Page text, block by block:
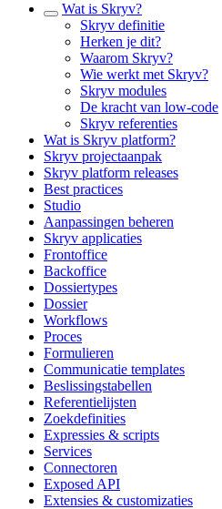
Wat is Skryv?
Skryv definitie
Herken je dit?
Waarom Skryv?
Wie werkt met Skryv?
Skryv modules
De kracht van low-code
Skryv referenties
Wat is Skryv platform?
Skryv projectaanpak
Skryv platform releases
Best practices
Studio
Aanpassingen beheren
Skryv applicaties
Frontoffice
Backoffice
Dossiertypes
Dossier
Workflows
Proces
Formulieren
Communicatie templates
Beslissingstabellen
Referentielijsten
Zoekdefinities
Expressies & scripts
Services
Connectoren
Exposed API
Extensies & customizaties